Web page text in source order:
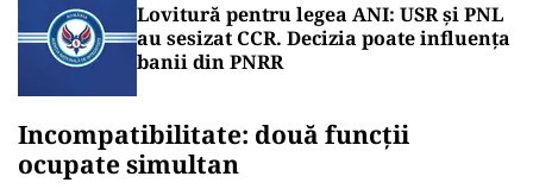
Lovitură pentru legea ANI: USR și PNL
au sesizat CCR. Decizia poate influența
banii din PNRR
Incompatibilitate: două funcții
ocupate simultan